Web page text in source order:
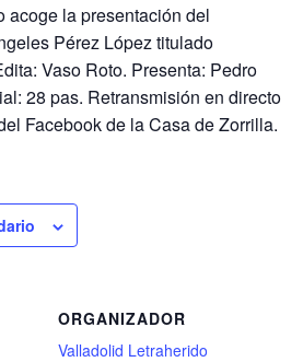
acoge la presentación del
Pérez López titulado
Vaso Roto. Presenta: Pedro
28 pas. Retransmisión en directo
Facebook de la Casa de Zorrilla.
ORGANIZADOR
Valladolid Letraherido